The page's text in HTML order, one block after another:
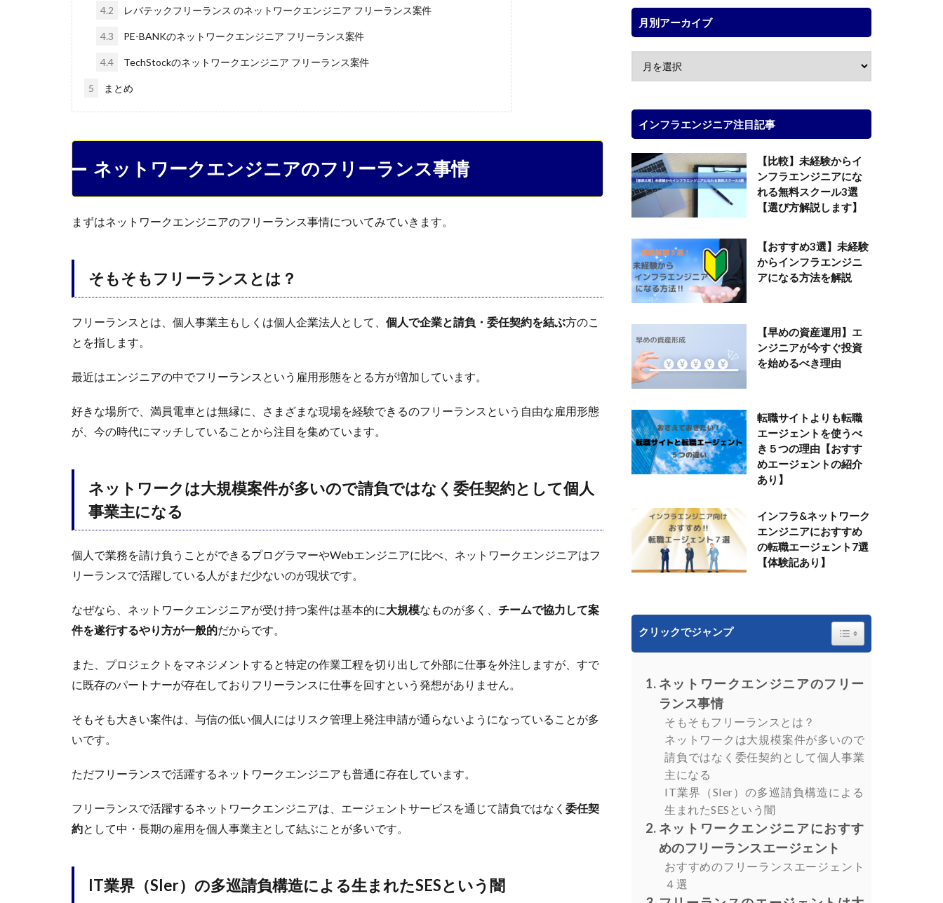
4.2 レバテックフリーランス のネットワークエンジニア フリーランス案件
4.3 PE-BANKのネットワークエンジニア フリーランス案件
4.4 TechStockのネットワークエンジニア フリーランス案件
5 まとめ
ネットワークエンジニアのフリーランス事情
まずはネットワークエンジニアのフリーランス事情についてみていきます。
そもそもフリーランスとは？
フリーランスとは、個人事業主もしくは個人企業法人として、 個人で企業と請負・委任契約を結ぶ方のこ
とを指します。
最近はエンジニアの中でフリーランスという雇用形態をとる方が増加しています。
好きな場所で、満員電車とは無縁に、さまざまな現場を経験できるのフリーランスという自由な雇用形態
が、今の時代にマッチしていることから注目を集めています。
ネットワークは大規模案件が多いので請負ではなく委任契約として個人
事業主になる
個人で業務を請け負うことができるプログラマーやWebエンジニアに比べ、ネットワークエンジニアはフ
リーランスで活躍している人がまだ少ないのが現状です。
なぜなら、ネットワークエンジニアが受け持つ案件は基本的に大規模なものが多く、 チームで協力して案
件を遂行するやり方が一般的だからです。
また、プロジェクトをマネジメントすると特定の作業工程を切り出して外部に仕事を外注しますが、すで
に既存のパートナーが存在しておりフリーランスに仕事を回すという発想がありません。
そもそも大きい案件は、与信の低い個人にはリスク管理上発注申請が通らないようになっていることが多
いです。
ただフリーランスで活躍するネットワークエンジニアも普通に存在しています。
フリーランスで活躍するネットワークエンジニアは、エージェントサービスを通じて請負ではなく 委任契
約として中・長期の雇用を個人事業主として結ぶことが多いです。
IT業界（SIer）の多巡請負構造による生まれたSESという闇
月別アーカイブ
インフラエンジニア注目記事
【比較】未経験からイ
ンフラエンジニアにな
れる無料スクール3選
【選び方解説します】
【おすすめ3選】未経験
からインフラエンジニ
アになる方法を解説
【早めの資産運用】エ
ンジニアが今すぐ投資
を始めるべき理由
転職サイトよりも転職
エージェントを使うべ
き５つの理由【おすす
めエージェントの紹介
あり】
インフラ&ネットワーク
エンジニアにおすすめ
の転職エージェント7選
【体験記あり】
クリックでジャンプ Toggle Table of Content
ネットワークエンジニアのフリー
ランス事情
そもそもフリーランスとは？
ネットワークは大規模案件が多いので
請負ではなく委任契約として個人事業
主になる
IT業界（SIer）の多巡請負構造による
生まれたSESという闇
ネットワークエンジニアにおすす
めのフリーランスエージェント
おすすめのフリーランスエージェント
４選